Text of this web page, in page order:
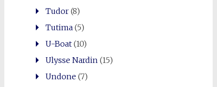
Tudor(8)
Tutima(5)
U-Boat(10)
Ulysse Nardin (15)
Undone(7)